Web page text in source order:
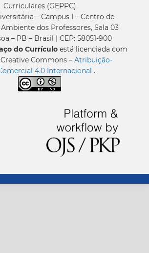
Curriculares (GEPPC)
– Campus I – Centro de
dos Professores, Sala 03
– PB – Brasil | CEP: 58051-900
do Currículo está licenciada com
Commons – Atribuição-
4.0 Internacional .